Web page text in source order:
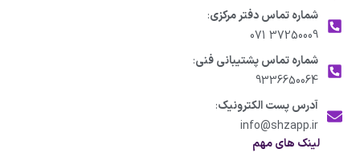
شماره تماس دفتر مرکزی:
37250009 071
شماره تماس پشتیبانی فنی:
9336650064
آدرس پست الکترونیک:
info@shzapp.ir
لینک های مهم